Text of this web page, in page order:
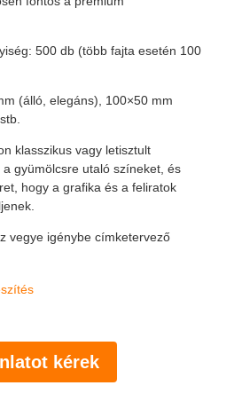
500 db (több fajta esetén 100
(álló, elegáns), 100×50 mm
klasszikus vagy letisztult
gyümölcsre utaló színeket, és
hogy a grafika és a feliratok
vegye igénybe címketervező
kérek